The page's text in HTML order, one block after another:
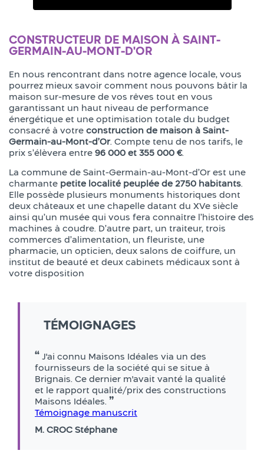
CONSTRUCTEUR DE MAISON À SAINT-
GERMAIN-AU-MONT-D'OR
En nous rencontrant dans notre agence locale, vous
pourrez mieux savoir comment nous pouvons bâtir la
maison sur-mesure de vos rêves tout en vous
garantissant un haut niveau de performance
énergétique et une optimisation totale du budget
consacré à votre construction de maison à Saint-
Germain-au-Mont-d’Or. Compte tenu de nos tarifs, le
prix s’élèvera entre 96 000 et 355 000 €.
La commune de Saint-Germain-au-Mont-d’Or est une
charmante petite localité peuplée de 2750 habitants.
Elle possède plusieurs monuments historiques dont
deux châteaux et une chapelle datant du XVe siècle
ainsi qu’un musée qui vous fera connaître l’histoire des
machines à coudre. D’autre part, un traiteur, trois
commerces d’alimentation, un fleuriste, une
pharmacie, un opticien, deux salons de coiffure, un
institut de beauté et deux cabinets médicaux sont à
votre disposition
TÉMOIGNAGES
J'ai connu Maisons Idéales via un des
fournisseurs de la société qui se situe à
Brignais. Ce dernier m'avait vanté la qualité
et le rapport qualité/prix des constructions
Maisons Idéales.
Témoignage manuscrit
M. CROC Stéphane